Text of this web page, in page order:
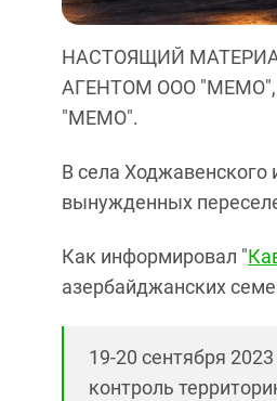
НАСТОЯЩИЙ
АГЕНТОМ ООО
"МЕМО".
В села Ходжавенского
вынужденных
Как информировал "
азербайджанских
19-20 сентября
контроль